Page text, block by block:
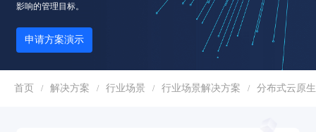
影响的管理目标。
申请方案演示
首页 / 解决方案 / 行业场景 / 行业场景解决方案 / 分布式云原